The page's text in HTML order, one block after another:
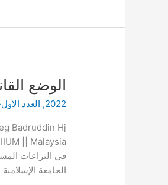
الوضع
2022
, العدد
Badruddin Hj
في النزاعات
الجامعة الإسلامية
الوضع
القانوني
للأطفال
المجندين
في
النزاعات
المسلحة